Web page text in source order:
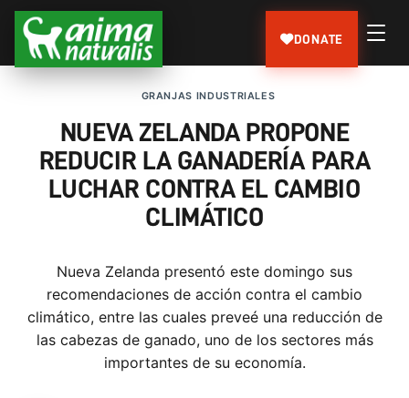
DONATE
GRANJAS INDUSTRIALES
NUEVA ZELANDA PROPONE
REDUCIR LA GANADERÍA PARA
LUCHAR CONTRA EL CAMBIO
CLIMÁTICO
Nueva Zelanda presentó este domingo sus
recomendaciones de acción contra el cambio
climático, entre las cuales preveé una reducción de
las cabezas de ganado, uno de los sectores más
importantes de su economía.